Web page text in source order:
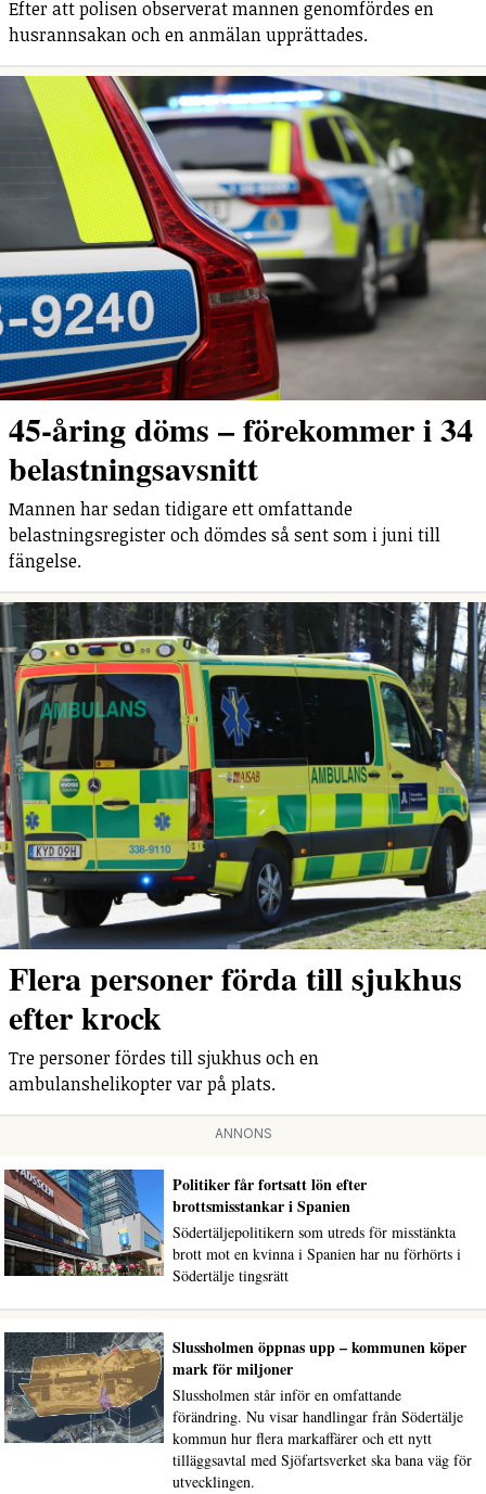
Efter att polisen observerat mannen genomfördes en
husrannsakan och en anmälan upprättades.
45-åring döms – förekommer i 34
belastningsavsnitt
Mannen har sedan tidigare ett omfattande
belastningsregister och dömdes så sent som i juni till
fängelse.
Flera personer förda till sjukhus
efter krock
Tre personer fördes till sjukhus och en
ambulanshelikopter var på plats.
ANNONS
Politiker får fortsatt lön efter
brottsmisstankar i Spanien
Södertäljepolitikern som utreds för misstänkta
brott mot en kvinna i Spanien har nu förhörts i
Södertälje tingsrätt
Slussholmen öppnas upp – kommunen köper
mark för miljoner
Slussholmen står inför en omfattande
förändring. Nu visar handlingar från Södertälje
kommun hur flera markaffärer och ett nytt
tilläggsavtal med Sjöfartsverket ska bana väg för
utvecklingen.